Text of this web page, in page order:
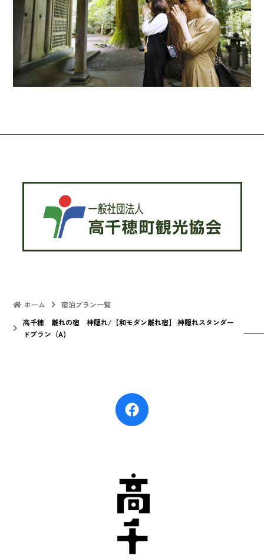
ホーム
宿泊プラン一覧
高千穂 離れの宿 神隠れ/【和モダン離れ宿】 神隠れスタンダー
ドプラン（A)